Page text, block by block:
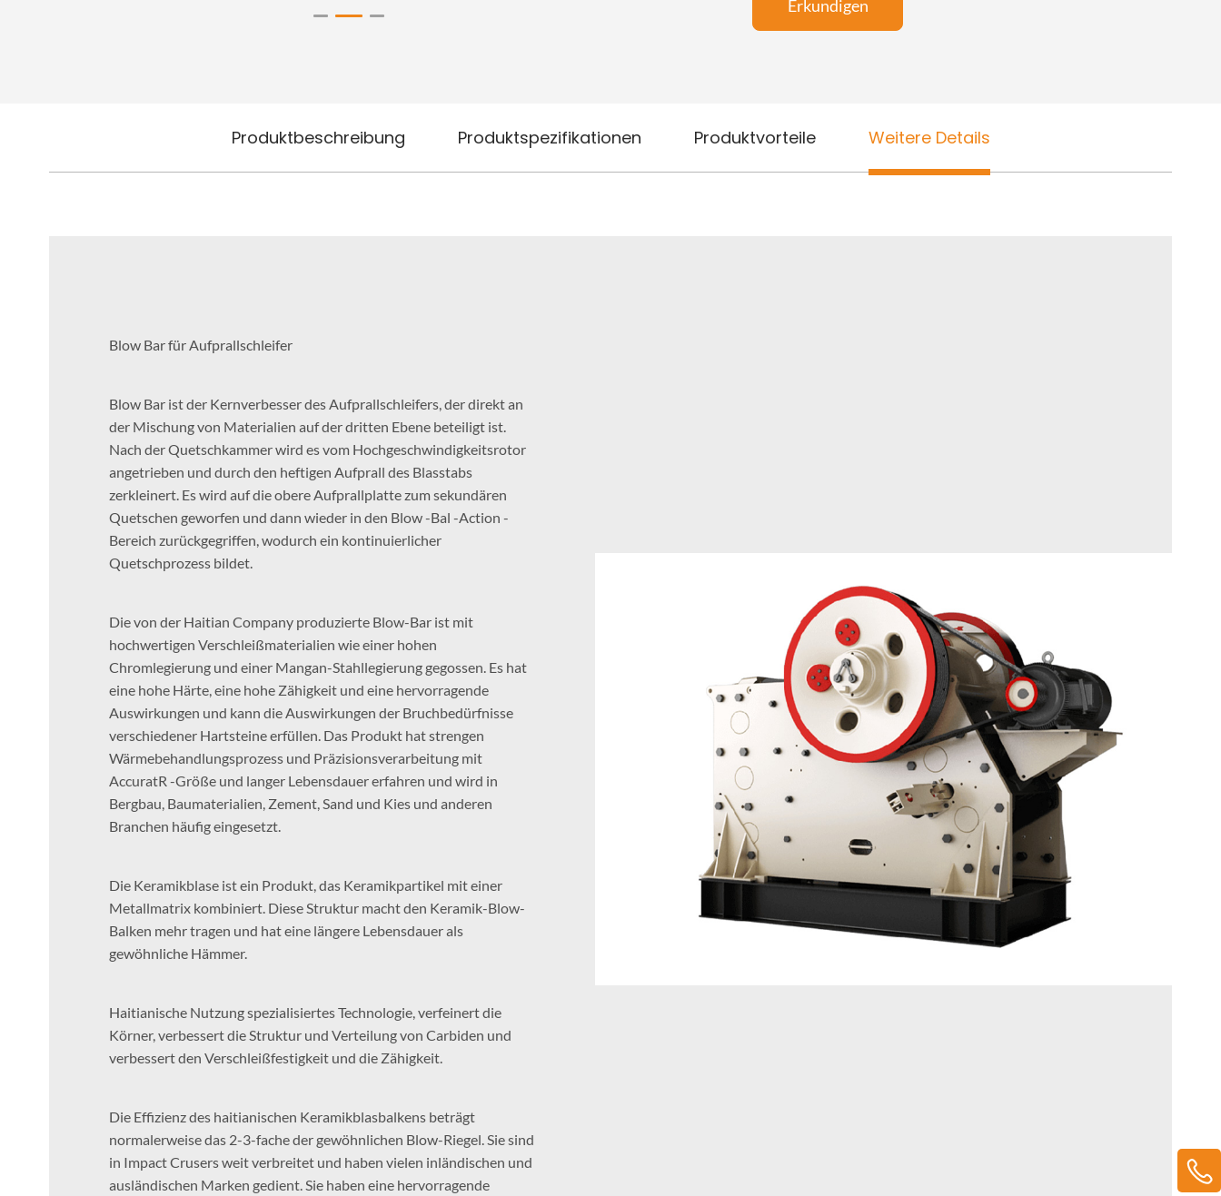
Erkundigen
Produktbeschreibung Produktspezifikationen Produktvorteile Weitere Details
Blow Bar für Aufprallschleifer
Blow Bar ist der Kernverbesser des Aufprallschleifers, der direkt an
der Mischung von Materialien auf der dritten Ebene beteiligt ist.
Nach der Quetschkammer wird es vom Hochgeschwindigkeitsrotor
angetrieben und durch den heftigen Aufprall des Blasstabs
zerkleinert. Es wird auf die obere Aufprallplatte zum sekundären
Quetschen geworfen und dann wieder in den Blow -Bal -Action -
Bereich zurückgegriffen, wodurch ein kontinuierlicher
Quetschprozess bildet.
Die von der Haitian Company produzierte Blow-Bar ist mit
hochwertigen Verschleißmaterialien wie einer hohen
Chromlegierung und einer Mangan-Stahllegierung gegossen. Es hat
eine hohe Härte, eine hohe Zähigkeit und eine hervorragende
Auswirkungen und kann die Auswirkungen der Bruchbedürfnisse
verschiedener Hartsteine ​​erfüllen. Das Produkt hat strengen
Wärmebehandlungsprozess und Präzisionsverarbeitung mit
AccuratR -Größe und langer Lebensdauer erfahren und wird in
Bergbau, Baumaterialien, Zement, Sand und Kies und anderen
Branchen häufig eingesetzt.
Die Keramikblase ist ein Produkt, das Keramikpartikel mit einer
Metallmatrix kombiniert. Diese Struktur macht den Keramik-Blow-
Balken mehr tragen und hat eine längere Lebensdauer als
gewöhnliche Hämmer.
Haitianische Nutzung spezialisiertes Technologie, verfeinert die
Körner, verbessert die Struktur und Verteilung von Carbiden und
verbessert den Verschleißfestigkeit und die Zähigkeit.
Die Effizienz des haitianischen Keramikblasbalkens beträgt
normalerweise das 2-3-fache der gewöhnlichen Blow-Riegel. Sie sind
in Impact Crusers weit verbreitet und haben vielen inländischen und
ausländischen Marken gedient. Sie haben eine hervorragende